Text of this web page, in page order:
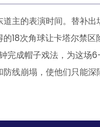
主的表演时间。替补出
18次角球让卡塔尔禁区
完成帽子戏法，为这
线崩塌，使他们只能深